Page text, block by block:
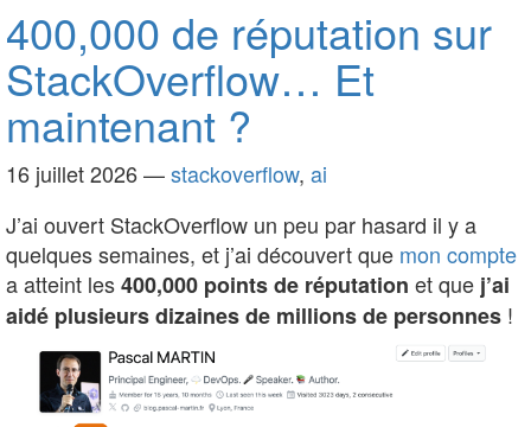
400,000 de réputation sur
StackOverflow… Et
maintenant ?
16 juillet 2026—stackoverflow, ai
J’ai ouvert StackOverflow un peu par hasard il y a
quelques semaines, et j’ai découvert que mon compte
a atteint les400,000 points de réputation et que j’ai
aidé plusieurs dizaines de millions de personnes !